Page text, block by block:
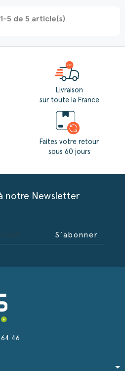
5 de 5 article(s)
Livraison
sur toute la France
Faites votre retour
sous 60 jours
notre Newsletter
S’abonner
46